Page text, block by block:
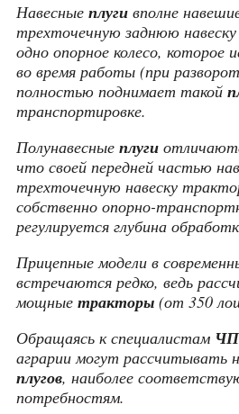
Навесныеплугивполне
трехточечную заднюю
одно опорное колесо, которое
во время работы (при
полностью поднимает такой
транспортировке.
Полунавесные плуги
что своей передней частью
трехточечную навеску
собственно опорно-
регулируется глубина
Прицепные модели в
встречаются редко, ведь
мощные тракторы(от 350
Обращаясь к специалистам
аграрии могут рассчитывать
плугов, наиболее
потребностям.